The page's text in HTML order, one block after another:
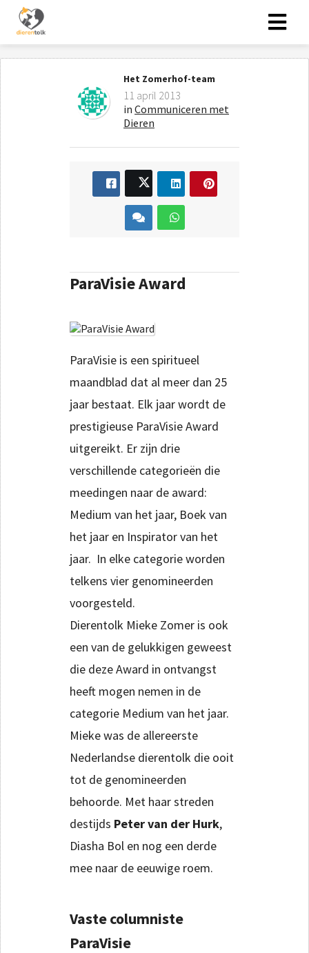
Het Zomerhof-team
11 april 2013
in Communiceren met
Dieren
ParaVisie Award
ParaVisie is een spiritueel
maandblad dat al meer dan 25
jaar bestaat. Elk jaar wordt de
prestigieuse ParaVisie Award
uitgereikt. Er zijn drie
verschillende categorieën die
meedingen naar de award:
Medium van het jaar, Boek van
het jaar en Inspirator van het
jaar. In elke categorie worden
telkens vier genomineerden
voorgesteld.
Dierentolk Mieke Zomer is ook
een van de gelukkigen geweest
die deze Award in ontvangst
heeft mogen nemen in de
categorie Medium van het jaar.
Mieke was de allereerste
Nederlandse dierentolk die ooit
tot de genomineerden
behoorde. Met haar streden
destijds Peter van der Hurk,
Diasha Bol en nog een derde
mee naar de eeuwige roem.
Vaste columniste
ParaVisie